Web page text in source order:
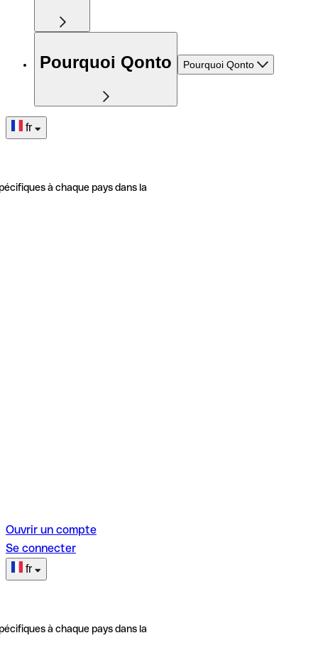
Pourquoi Qonto Pourquoi Qonto
fr
à chaque pays dans la
Ouvrir un compte
Se connecter
fr
à chaque pays dans la